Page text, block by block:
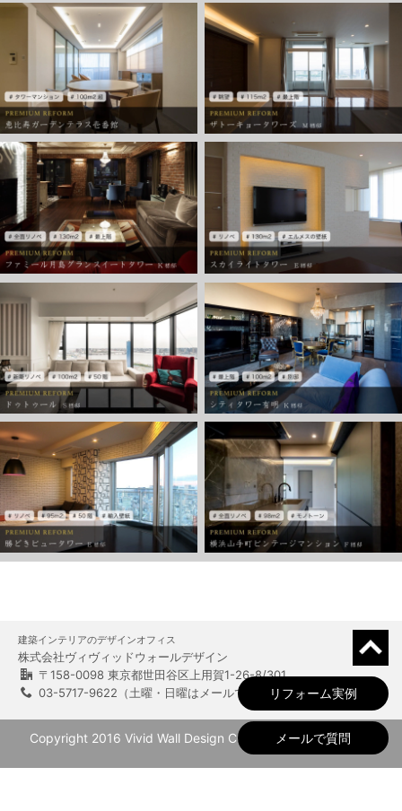
建築インテリアのデザインオフィス
株式会社ヴィヴィッドウォールデザイン
〒158-0098 東京都世田谷区上用賀1-26-8/301
03-5717-9622（土曜・日曜はメールでのご対応）
Copyright 2016 Vivid Wall Design CO., All Rights Reserved.
リフォーム実例
メールで質問